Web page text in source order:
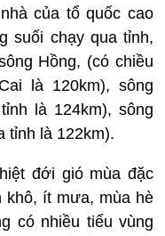
của tổ quốc cao
suối chạy qua tỉnh,
Hồng, (có chiều
là 120km), sông
là 124km), sông
tỉnh là 122km).
đới gió mùa đặc
khô, ít mưa, mùa hè
có nhiều tiểu vùng